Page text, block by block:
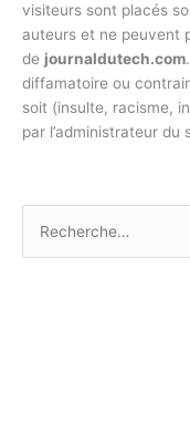
visiteurs sont placés
auteurs et ne peuvent
de journaldutech.com
diffamatoire ou
soit (insulte, racisme,
par l’administrateur du